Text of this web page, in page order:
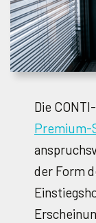
Die
Premium-
der Form